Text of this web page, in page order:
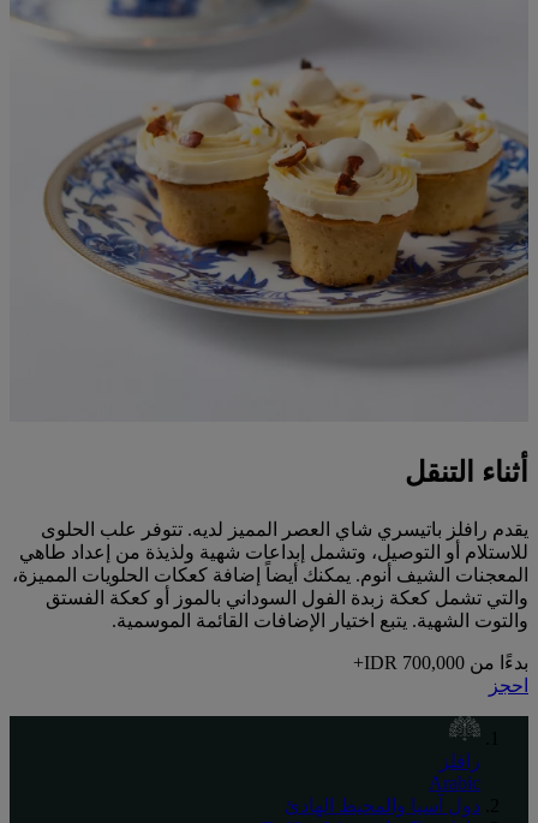
أثناء التنقل
يقدم رافلز باتيسري شاي العصر المميز لديه. تتوفر علب الحلوى
للاستلام أو التوصيل، وتشمل إبداعات شهية ولذيذة من إعداد طاهي
المعجنات الشيف أنوم. يمكنك أيضاً إضافة كعكات الحلويات المميزة،
والتي تشمل كعكة زبدة الفول السوداني بالموز أو كعكة الفستق
والتوت الشهية. يتبع اختيار الإضافات القائمة الموسمية.
بدءًا من
احجز
رافلز
Arabic
دول آسيا والمحيط الهادئ